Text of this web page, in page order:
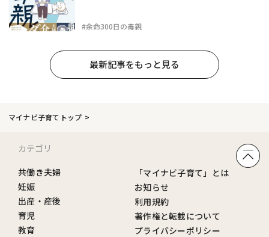
#余命300日の毒親
最新記事をもっと見る
マイナビ子育てトップ
カテゴリ
共働き夫婦
妊娠
出産・産後
育児
教育
「マイナビ子育て」とは
お知らせ
利用規約
著作権と転載について
プライバシーポリシー